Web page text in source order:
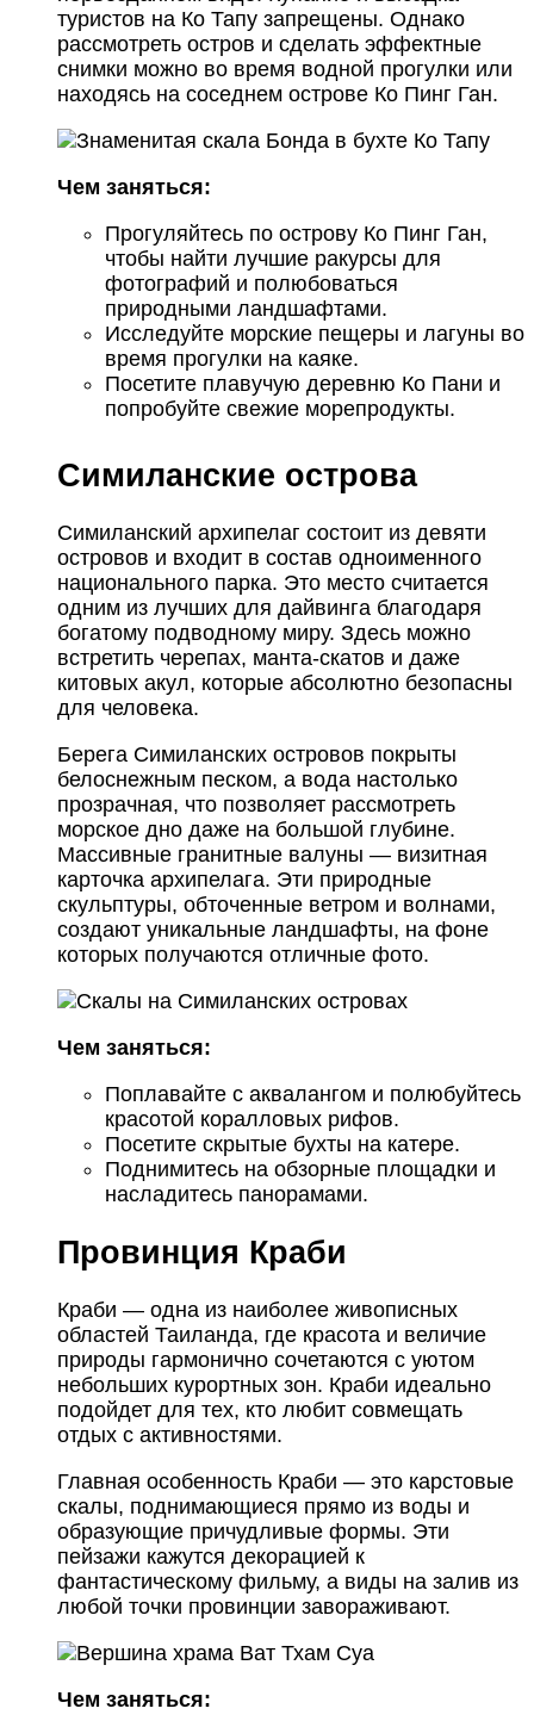
туристов на Ко Тапу запрещены. Однако
рассмотреть остров и сделать эффектные
снимки можно во время водной прогулки или
находясь на соседнем острове Ко Пинг Ган.
Чем заняться:
Прогуляйтесь по острову Ко Пинг Ган,
чтобы найти лучшие ракурсы для
фотографий и полюбоваться
природными ландшафтами.
Исследуйте морские пещеры и лагуны во
время прогулки на каяке.
Посетите плавучую деревню Ко Пани и
попробуйте свежие морепродукты.
Симиланские острова
Симиланский архипелаг состоит из девяти
островов и входит в состав одноименного
национального парка. Это место считается
одним из лучших для дайвинга благодаря
богатому подводному миру. Здесь можно
встретить черепах, манта-скатов и даже
китовых акул, которые абсолютно безопасны
для человека.
Берега Симиланских островов покрыты
белоснежным песком, а вода настолько
прозрачная, что позволяет рассмотреть
морское дно даже на большой глубине.
Массивные гранитные валуны — визитная
карточка архипелага. Эти природные
скульптуры, обточенные ветром и волнами,
создают уникальные ландшафты, на фоне
которых получаются отличные фото.
Чем заняться:
Поплавайте с аквалангом и полюбуйтесь
красотой коралловых рифов.
Посетите скрытые бухты на катере.
Поднимитесь на обзорные площадки и
насладитесь панорамами.
Провинция Краби
Краби — одна из наиболее живописных
областей Таиланда, где красота и величие
природы гармонично сочетаются с уютом
небольших курортных зон. Краби идеально
подойдет для тех, кто любит совмещать
отдых с активностями.
Главная особенность Краби — это карстовые
скалы, поднимающиеся прямо из воды и
образующие причудливые формы. Эти
пейзажи кажутся декорацией к
фантастическому фильму, а виды на залив из
любой точки провинции завораживают.
Чем заняться: